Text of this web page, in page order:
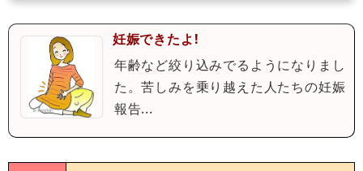
妊娠できたよ!
年齢など絞り込みでるようになりまし
た。苦しみを乗り越えた人たちの妊娠
報告...